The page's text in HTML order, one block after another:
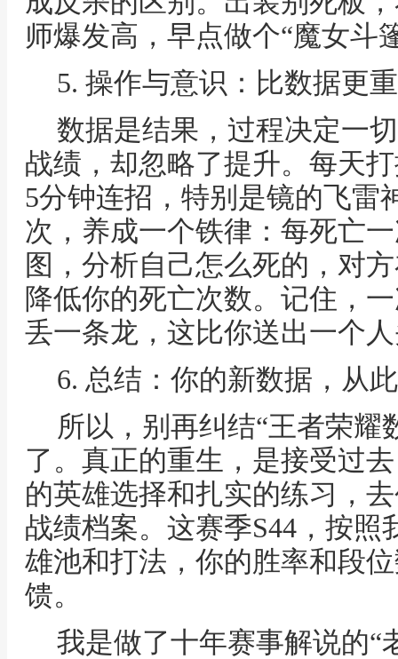
师爆发高，早点做个“魔女斗
5. 操作与意识：比数据更
数据是结果，过程决定一
战绩，却忽略了提升。每天
5分钟连招，特别是镜的飞雷
次，养成一个铁律：每死亡
图，分析自己怎么死的，对
降低你的死亡次数。记住，
丢一条龙，这比你送出一个
6. 总结：你的新数据，从
所以，别再纠结“王者荣耀
了。真正的重生，是接受过
的英雄选择和扎实的练习，
战绩档案。这赛季S44，按
雄池和打法，你的胜率和段
馈。
我是做了十年赛事解说的“